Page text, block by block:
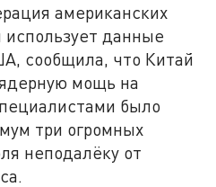
американских
использует данные
сообщила, что Китай
мощь на
было
три огромных
неподалёку от